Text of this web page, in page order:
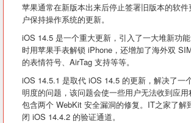
苹果通常在新版本出来后停止签署旧版本的软
户保持操作系统的更新。
iOS 14.5 是一个重大更新，引入了一大堆新功
时用苹果手表解锁 iPhone，还增加了海外双
的表情符号、AirTag 支持等等。
iOS 14.5.1 是取代 iOS 14.5 的更新，解决了一
明度的问题，该问题会使一些用户无法收到应
包含两个 WebKit 安全漏洞的修复。IT之家了解
闭 iOS 14.4.2 的验证通道。